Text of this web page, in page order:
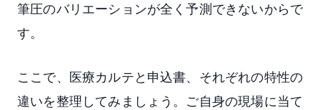
筆圧のバリエーションが全く予測できないからで
す。
ここで、医療カルテと申込書、それぞれの特性の
違いを整理してみましょう。ご自身の現場に当て